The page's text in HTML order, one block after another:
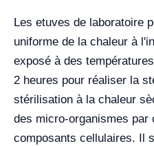
Les etuves de laboratoire
uniforme de la chaleur à
exposé à des
2 heures pour réaliser la
stérilisation à la chaleur
des micro-organismes par
composants cellulaires. Il